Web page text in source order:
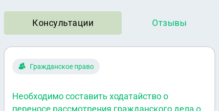
Консультации Отзывы
Гражданское право
Необходимо составить ходатайство о
переносе рассмотрения гражданского дела о